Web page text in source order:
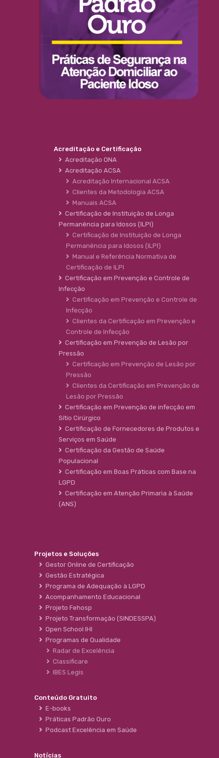
Acreditação e Certificação
Acreditação ONA
Acreditação ACSA
Acreditação Internacional ACSA
Clientes da Metodologia ACSA
Manuais ACSA
Certificação de Instituição de Longa
Permanência para Idosos (ILPI)
Certificação de Instituição de Longa
Permanência para Idosos (ILPI)
Manual e Referência Normativa de
Certificação de ILPI
Certificação em Prevenção e Controle de
Infecção
Certificação em Prevenção e Controle de
Infecção
Clientes da Certificação em Prevenção e
Controle de Infecção
Certificação em Prevenção de Lesão por
Pressão
Certificação em Prevenção de Lesão por
Pressão
Clientes da Certificação em Prevenção de
Lesão por Pressão
Certificação em Prevenção de infecção em
Sítio Cirúrgico
Certificação de Fornecedores de Produtos e
Serviços em Saúde
Certificação da Gestão de Saúde
Populacional
Certificação em Boas Práticas com Base na
LGPD
Certificação em Atenção Primaria à Saúde
(ANS)
Projetos e Soluções
Gestor Online de Certificação
Gestão Estratégica
Programa de Adequação à LGPD
Acompanhamento Educacional
Projeto Fehosp
Projeto Transformação (SINDESSPA)
Open School IHI
Programas de Qualidade
Radar de Excelência
Classificare
IBES Legis
Conteúdo Gratuito
E-books
Práticas Padrão Ouro
Podcast Excelência em Saúde
Notícias